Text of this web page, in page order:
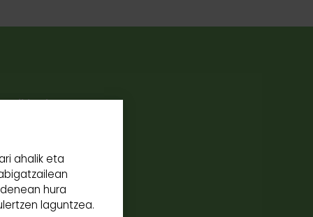
zikloak.
urriko
ahalik eta
hura
laguntzea.